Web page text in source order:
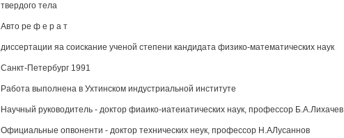
твердого тела
Авто ре ф е р а т
диссертации яа соискание ученой степени кандидата физико-математических наук
Санкт-Петербург 1991
Работа выполнена в Ухтинском индустриальной институте
Научный руководитель - доктор фиаико-иатеиатических наук, профессор Б.А.Лихачев
Официальные опвоненти - доктор технических неук, профессор Н.АЛусаннов